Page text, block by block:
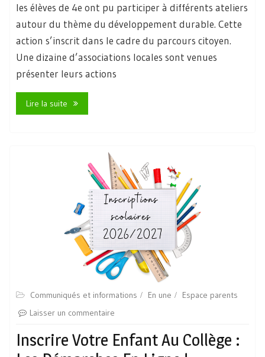
les élèves de 4e ont pu participer à différents ateliers
autour du thème du développement durable. Cette
action s’inscrit dans le cadre du parcours citoyen.
Une dizaine d’associations locales sont venues
présenter leurs actions
Lire la suite
Communiqués et informations En une
Espace parents
Laisser un commentaire
Inscrire Votre Enfant Au Collège :